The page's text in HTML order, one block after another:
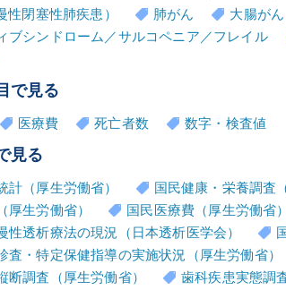
性閉塞性肺疾患）
肺がん
大腸がん
ブシンドローム／サルコペニア／フレイル
で見る
医療費 死亡者数 数字・検査値
見る
計（厚生労働省）
国民健康・栄養調査
厚生労働省）
国民医療費（厚生労働省）
性透析療法の現況（日本透析医学会）
査・特定保健指導の実施状況（厚生労働省）
断調査（厚生労働省）
歯科疾患実態調